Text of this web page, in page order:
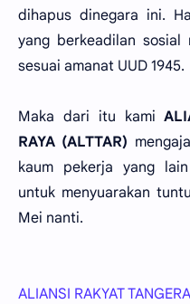
dihapus dinegara ini.
yang berkeadilan
sesuai amanat UUD 1945.
Maka dari itu kami
RAYA (ALTTAR)
kaum pekerja yang
untuk menyuarakan
Mei nanti.
ALIANSI RAKYAT